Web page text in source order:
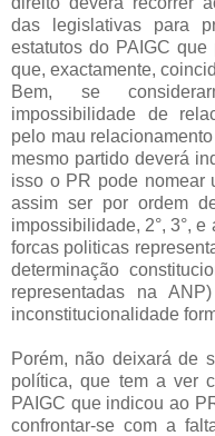
das legislativas para
estatutos do PAIGC
que, exactamente,
Bem, se
impossibilidade de
pelo mau
mesmo partido deverá
isso o PR pode nomear
assim ser por ordem
impossibilidade, 2°, 3°,
forcas politicas
determinação
representadas na
inconstitucionalidade
Porém, não deixará de
política, que tem a ver
PAIGC que indicou ao
confrontar-se com a